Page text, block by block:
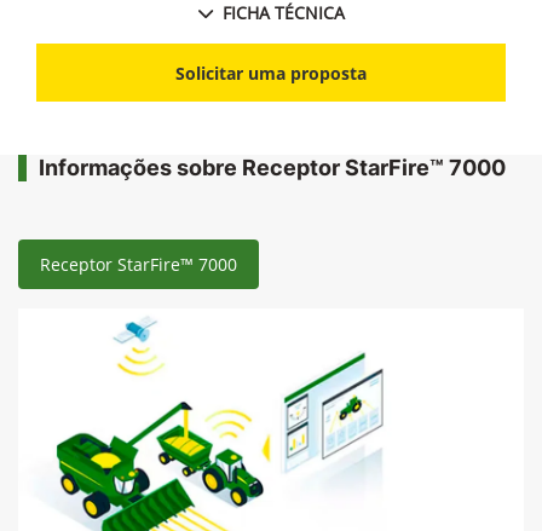
FICHA TÉCNICA
Solicitar uma proposta
Informações sobre Receptor StarFire™ 7000
Receptor StarFire™ 7000